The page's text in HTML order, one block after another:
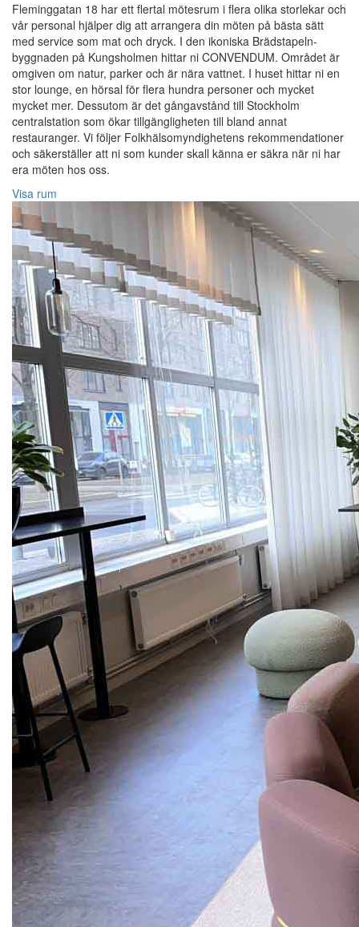
Fleminggatan 18 har ett flertal mötesrum i flera olika storlekar och
vår personal hjälper dig att arrangera din möten på bästa sätt
med service som mat och dryck. I den ikoniska Brädstapeln-
byggnaden på Kungsholmen hittar ni CONVENDUM. Området är
omgiven om natur, parker och är nära vattnet. I huset hittar ni en
stor lounge, en hörsal för flera hundra personer och mycket
mycket mer. Dessutom är det gångavstånd till Stockholm
centralstation som ökar tillgängligheten till bland annat
restauranger. Vi följer Folkhälsomyndighetens rekommendationer
och säkerställer att ni som kunder skall känna er säkra när ni har
era möten hos oss.
Visa rum